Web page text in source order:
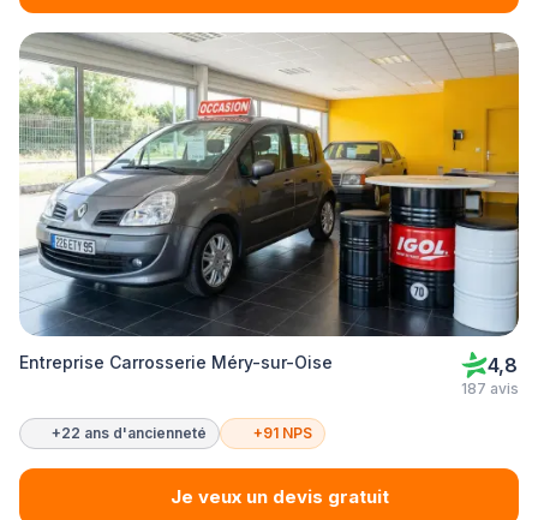
Entreprise Carrosserie Méry-sur-Oise 4,8
187 avis
+22 ans d'ancienneté +91 NPS
Je veux un devis gratuit